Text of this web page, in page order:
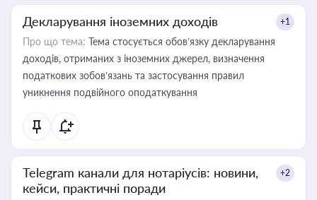
Декларування іноземних доходів +1
Про що тема: Тема стосується обов’язку декларування
доходів, отриманих з іноземних джерел, визначення
податкових зобов’язань та застосування правил
уникнення подвійного оподаткування
Telegram канали для нотаріусів: новини,
кейси, практичні поради
+2